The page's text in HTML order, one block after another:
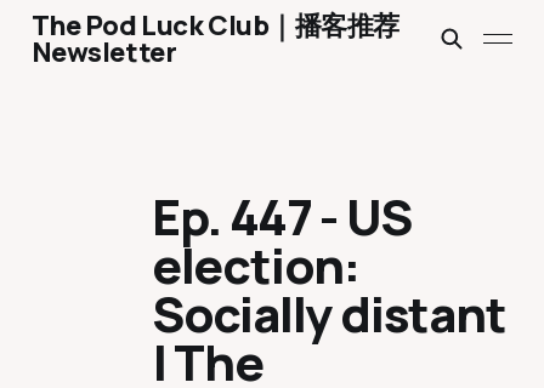
The Pod Luck Club｜播客推荐
Newsletter
Ep. 447 - US
election:
Socially distant
| The